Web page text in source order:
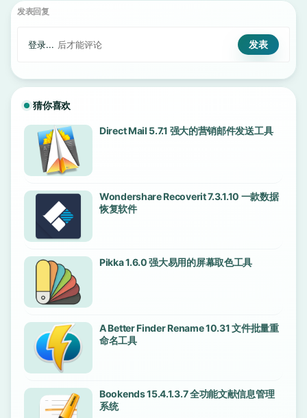
发表回复
登录... 后才能评论
猜你喜欢
Direct Mail 5.7.1 强大的营销邮件发送工具
Wondershare Recoverit 7.3.1.10 一款数据
恢复软件
Pikka 1.6.0 强大易用的屏幕取色工具
A Better Finder Rename 10.31 文件批量重
命名工具
Bookends 15.4.1.3.7 全功能文献信息管理
系统